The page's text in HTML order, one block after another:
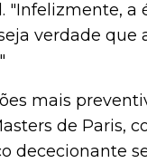
"Infelizmente,
verdade
mais
de Paris,
dececionante